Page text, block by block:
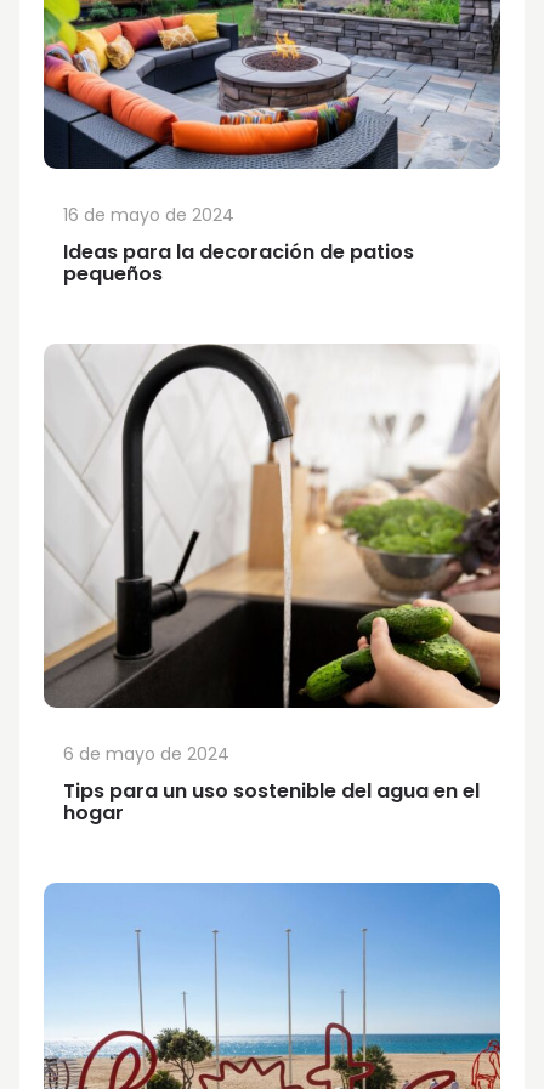
Ideas para la decoración de patios
pequeños
16 de mayo de 2024
Tips para un uso sostenible del agua en el
hogar
6 de mayo de 2024